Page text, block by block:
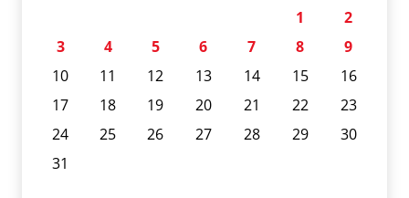
1
2
3
4 5 6 7 8
9
10
11 12 13 14 15
16
17
18 19 20 21 22
23
24
25 26 27 28 29
30
31